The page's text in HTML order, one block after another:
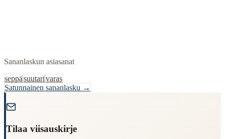
Sananlaskun asiasanat
seppäsuutarivaras
Satunnainen sananlasku →
Tilaa viisauskirje